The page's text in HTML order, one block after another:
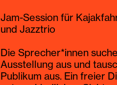
Wie immer bei INN SITU,
Schwerpunkt gestaltet
wirkende und lehrende
Jam-Session für
und Jazztrio
Die Sprecher*innen
Ausstellung aus und
Publikum aus. Ein freier